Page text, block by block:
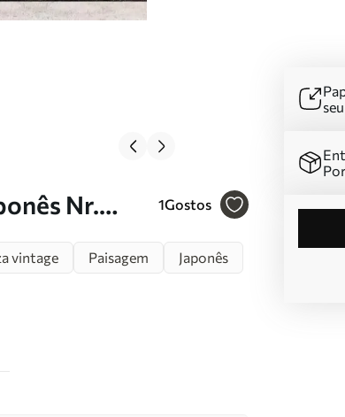
Nr.
1Gostos
vintage Paisagem
Japonês